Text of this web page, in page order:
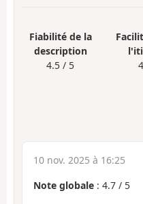
Fiabilité de la
description
4.5 / 5
10 nov. 2025 à 16:25
Note globale : 4.7 / 5